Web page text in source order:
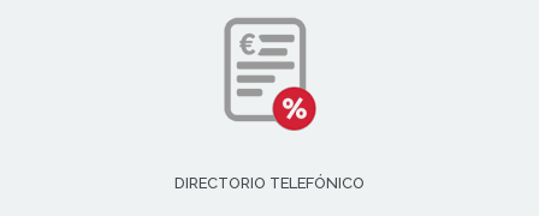
DIRECTORIO TELEFÓNICO